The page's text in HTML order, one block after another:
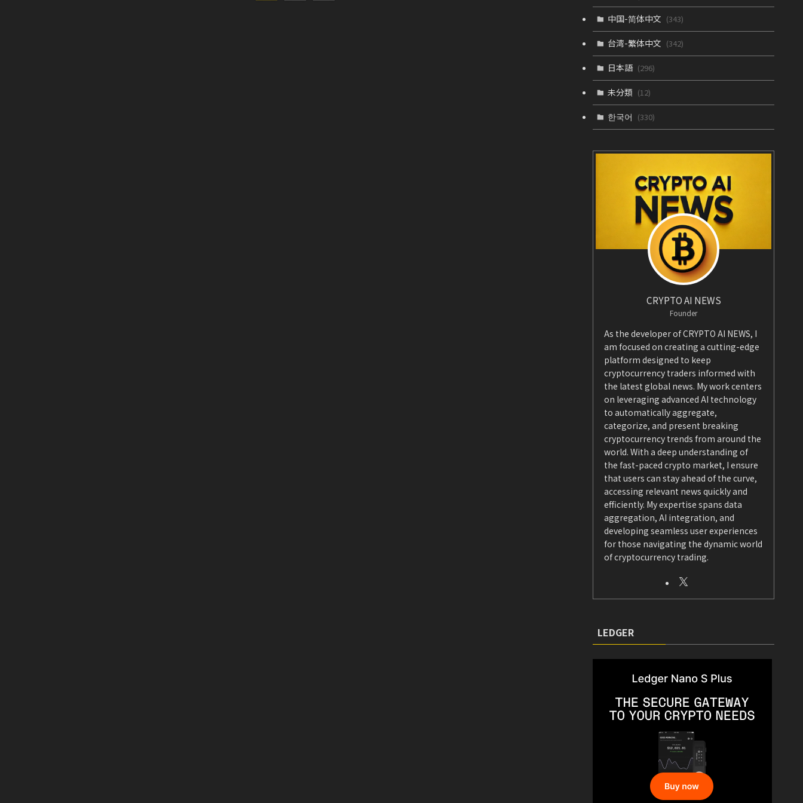
中国-简体中文 (343)
台湾-繁体中文 (342)
日本語 (296)
未分類 (12)
한국어 (330)
CRYPTO AI NEWS
Founder
As the developer of CRYPTO AI NEWS, I
am focused on creating a cutting-edge
platform designed to keep
cryptocurrency traders informed with
the latest global news. My work centers
on leveraging advanced AI technology
to automatically aggregate,
categorize, and present breaking
cryptocurrency trends from around the
world. With a deep understanding of
the fast-paced crypto market, I ensure
that users can stay ahead of the curve,
accessing relevant news quickly and
efficiently. My expertise spans data
aggregation, AI integration, and
developing seamless user experiences
for those navigating the dynamic world
of cryptocurrency trading.
LEDGER